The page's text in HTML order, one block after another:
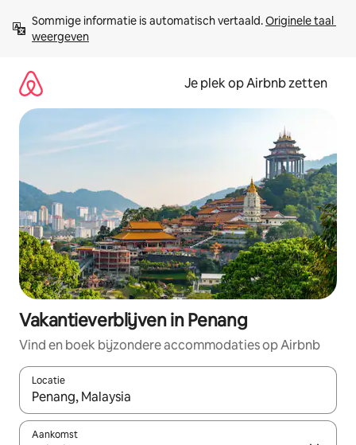
direct
naar
Sommige informatie is automatisch vertaald. Originele taal
weergeven
Je plek op Airbnb zetten
Vakantieverblijven in Penang
Vind en boek bijzondere accommodaties op Airbnb
Locatie
Wanneer er resultaten beschikbaar zijn, maak je een keuze
Aankomst